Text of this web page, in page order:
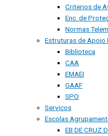
Criterios de
Enc. de
Normas
Estruturas de Apoio
Biblioteca
CAA
EMAEI
GAAF
SPO
Serviços
Escolas
EB DE CRUZ